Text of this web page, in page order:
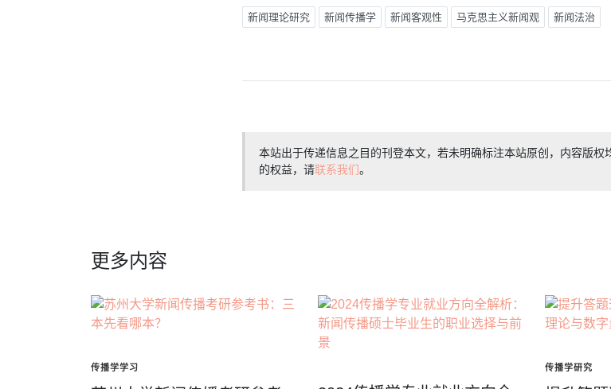
新闻理论研究 新闻传播学 新闻客观性 马克思主义新闻观 新闻法治
本站出于传递信息之目的刊登本文，若未明确标注本站原创，内容版权
的权益，请联系我们。
更多内容
传播学学习 传播学研究